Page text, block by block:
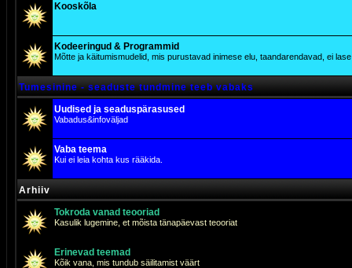
Kooskõla
Kodeeringud & Programmid
Mõtte ja käitumismudelid, mis purustavad inimese elu, taandarendavad, ei
Tumesinine - seaduste tundmine teeb vabaks
Uudised ja seaduspärasused
Vabadus&infoväljad
Vaba teema
Kui ei leia kohta kus rääkida.
Arhiiv
Tokroda vanad teooriad
Kasulik lugemine, et mõista tänapäevast teooriat
Erinevad teemad
Kõik vana, mis tundub säilitamist väärt